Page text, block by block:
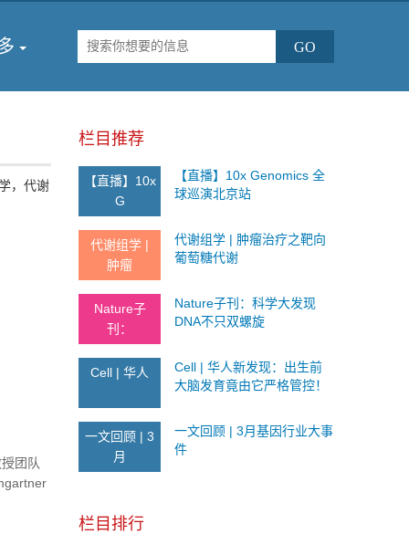
，代谢
团队
栏目推荐
【直播】10x
G
【直播】10x Genomics 全
球巡演北京站
代谢组学 |
肿瘤
代谢组学 | 肿瘤治疗之靶向
葡萄糖代谢
Nature子
刊：
Nature子刊：科学大发现
DNA不只双螺旋
Cell | 华人
Cell | 华人新发现：出生前
大脑发育竟由它严格管控！
一文回顾 | 3
月
一文回顾 | 3月基因行业大事
件
栏目排行